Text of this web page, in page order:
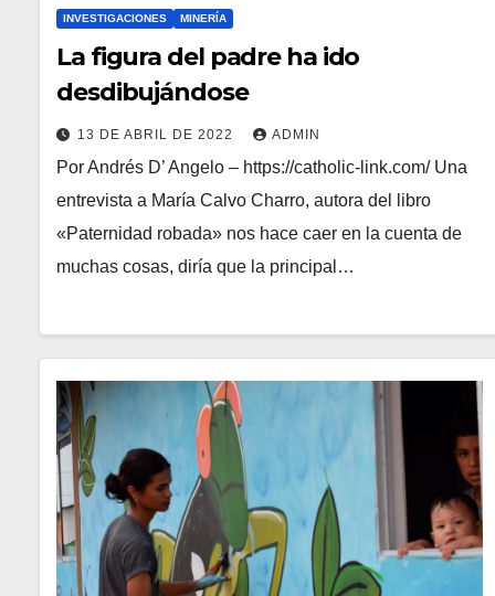
INVESTIGACIONES MINERÍA
La figura del padre ha ido
desdibujándose
13 DE ABRIL DE 2022 ADMIN
Por Andrés D’ Angelo – https://catholic-link.com/ Una
entrevista a María Calvo Charro, autora del libro
«Paternidad robada» nos hace caer en la cuenta de
muchas cosas, diría que la principal…